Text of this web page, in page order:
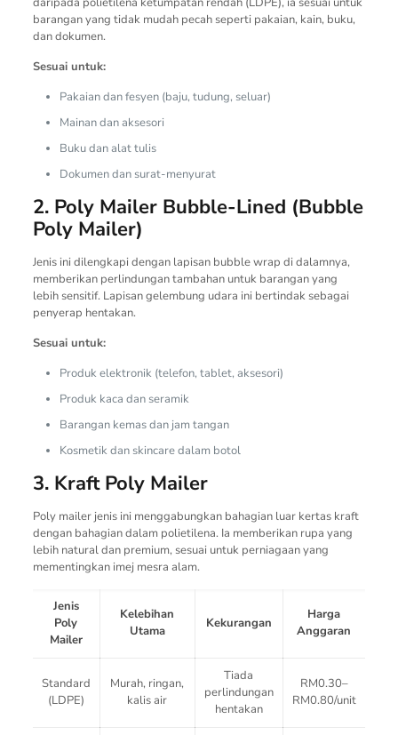
barangan yang tidak mudah pecah seperti pakaian, kain, buku,
dan dokumen.
Sesuai untuk:
Pakaian dan fesyen (baju, tudung, seluar)
Mainan dan aksesori
Buku dan alat tulis
Dokumen dan surat-menyurat
2. Poly Mailer Bubble-Lined (Bubble
Poly Mailer)
Jenis ini dilengkapi dengan lapisan bubble wrap di dalamnya,
memberikan perlindungan tambahan untuk barangan yang
lebih sensitif. Lapisan gelembung udara ini bertindak sebagai
penyerap hentakan.
Sesuai untuk:
Produk elektronik (telefon, tablet, aksesori)
Produk kaca dan seramik
Barangan kemas dan jam tangan
Kosmetik dan skincare dalam botol
3. Kraft Poly Mailer
Poly mailer jenis ini menggabungkan bahagian luar kertas kraft
dengan bahagian dalam polietilena. Ia memberikan rupa yang
lebih natural dan premium, sesuai untuk perniagaan yang
mementingkan imej mesra alam.
Jenis
Poly
Mailer
Kelebihan
Utama
Kekurangan
Harga
Anggaran
Standard
(LDPE)
Murah, ringan,
kalis air
Tiada
perlindungan
hentakan
RM0.30–
RM0.80/unit